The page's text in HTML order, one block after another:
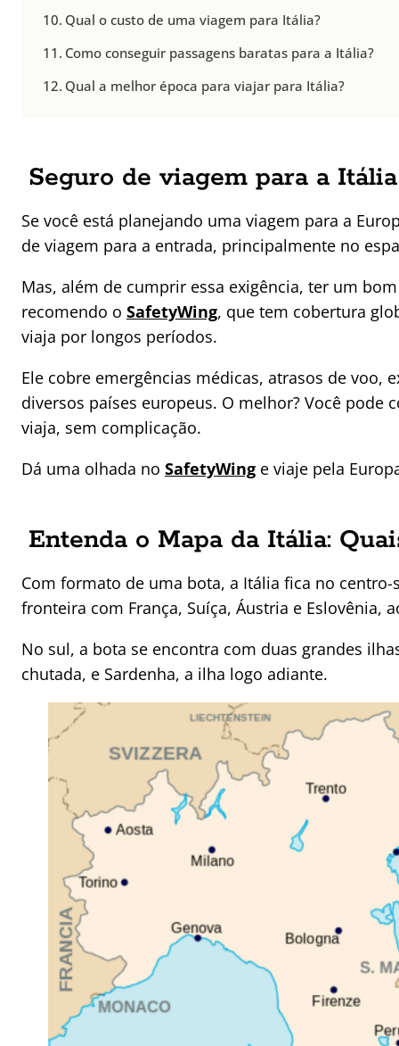
Qual o custo de uma viagem para Itália?
Como conseguir passagens baratas para a Itália?
Qual a melhor época para viajar para Itália?
Seguro de viagem para a Itália
Se você está planejando uma viagem para a
de viagem para a entrada, principalmente no
Mas, além de cumprir essa exigência, ter um
recomendo o SafetyWing, que tem cobertura
viaja por longos períodos.
Ele cobre emergências médicas, atrasos de voo,
diversos países europeus. O melhor? Você
viaja, sem complicação.
Dá uma olhada no SafetyWing e viaje pela
Entenda o Mapa da Itália:
Com formato de uma bota, a Itália fica no
fronteira com França, Suíça, Áustria e Eslovênia,
No sul, a bota se encontra com duas grandes
chutada, e Sardenha, a ilha logo adiante.